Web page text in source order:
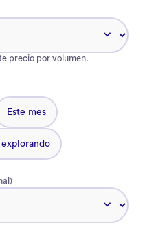
precio por volumen.
Este mes